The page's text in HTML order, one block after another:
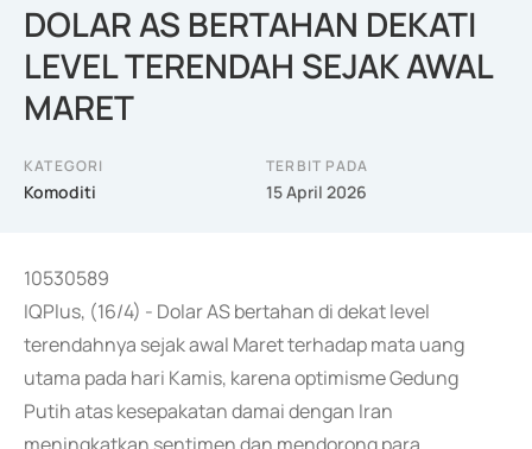
DOLAR AS BERTAHAN DEKATI
LEVEL TERENDAH SEJAK AWAL
MARET
KATEGORI
Komoditi
TERBIT PADA
15 April 2026
10530589
IQPlus, (16/4) - Dolar AS bertahan di dekat level
terendahnya sejak awal Maret terhadap mata uang
utama pada hari Kamis, karena optimisme Gedung
Putih atas kesepakatan damai dengan Iran